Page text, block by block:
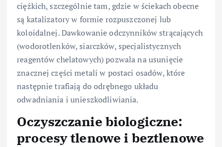
ciężkich, szczególnie tam, gdzie w ściekach obecne
są katalizatory w formie rozpuszczonej lub
koloidalnej. Dawkowanie odczynników strącających
(wodorotlenków, siarczków, specjalistycznych
reagentów chelatowych) pozwala na usunięcie
znacznej części metali w postaci osadów, które
następnie trafiają do odrębnego układu
odwadniania i unieszkodliwiania.
Oczyszczanie biologiczne:
procesy tlenowe i beztlenowe